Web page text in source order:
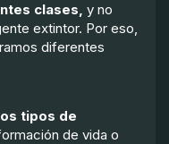
clases, y no
extintor. Por eso,
diferentes
tipos de
de vida o